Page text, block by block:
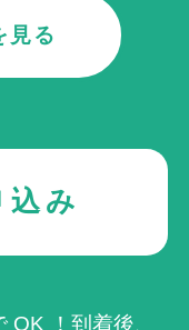
見る
み
！到着後、